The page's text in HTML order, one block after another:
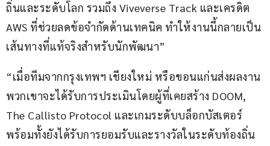
ถิ่นและระดับโลก รวมถึง Viveverse Track และเครดิต
AWS ที่ช่วยลดข้อจำกัดด้านเทคนิค ทำให้งานนี้กลายเป็น
เส้นทางที่แท้จริงสำหรับนักพัฒนา”
“เมื่อทีมจากกรุงเทพฯ เชียงใหม่ หรือขอนแก่นส่งผลงาน
พวกเขาจะได้รับการประเมินโดยผู้ที่เคยสร้าง DOOM,
The Callisto Protocol และเกมระดับบล็อกบัสเตอร์
พร้อมทั้งยังได้รับการยอมรับและรางวัลในระดับท้องถิ่น